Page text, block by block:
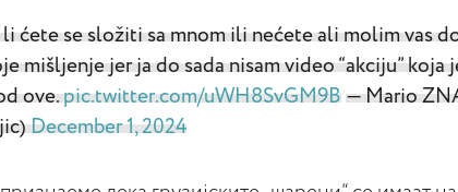
li ćete se složiti sa mnom ili nećete ali molim vas
mišljenje jer ja do sada nisam video “akciju” koja
ove.pic.twitter.com/uWH8SvGM9B — Mario
December 1, 2024